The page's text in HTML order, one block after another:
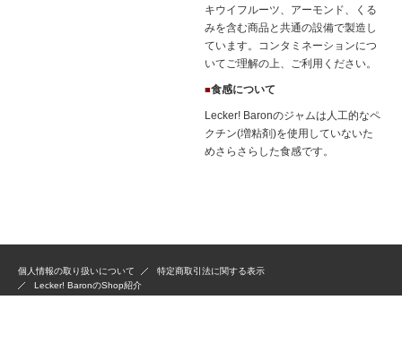
キウイフルーツ、アーモンド、くる
みを含む商品と共通の設備で製造し
ています。コンタミネーションにつ
いてご理解の上、ご利用ください。
■食感について
Lecker! Baronのジャムは人工的なペ
クチン(増粘剤)を使用していないた
めさらさらした食感です。
個人情報の取り扱いについて
特定商取引法に関する表示
Lecker! BaronのShop紹介